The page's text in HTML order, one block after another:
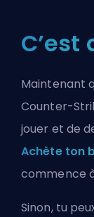
C’est
Maintenant
Counter-
jouer et de
Achète ton
commence
Sinon, tu